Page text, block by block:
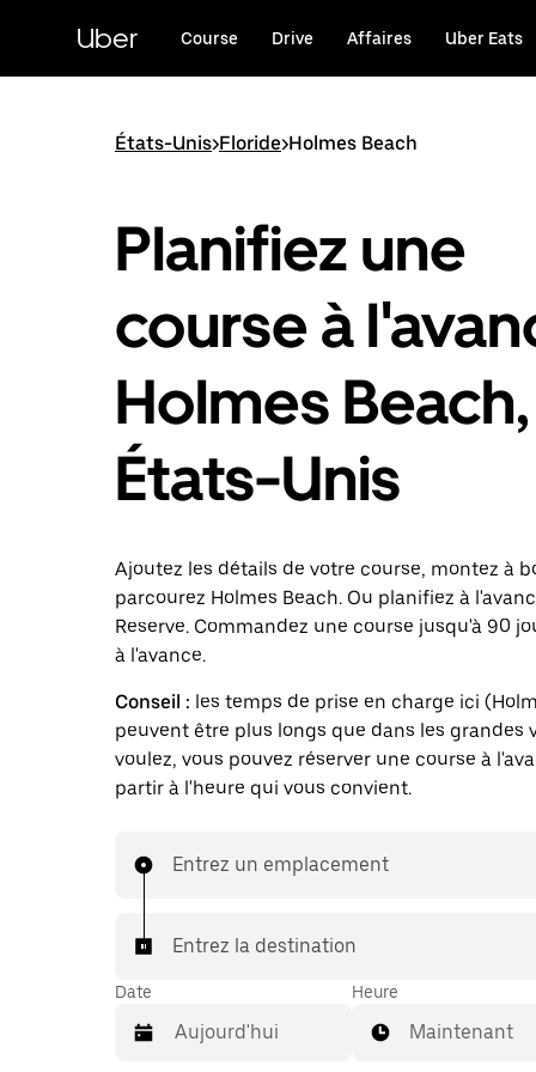
principal
Uber Course Drive Affaires Uber Eats
États-Unis>Floride>Holmes Beach
Planifiez une
course à
Holmes Beach,
États-Unis
Ajoutez les détails de votre course, montez à
parcourez Holmes Beach. Ou planifiez à
Reserve. Commandez une course jusqu'à 90
à l'avance.
Conseil : les temps de prise en charge ici
peuvent être plus longs que dans les grandes
voulez, vous pouvez réserver une course à
partir à l'heure qui vous convient.
Entrez un emplacement
Entrez la destination
Date Heure
Maintenant